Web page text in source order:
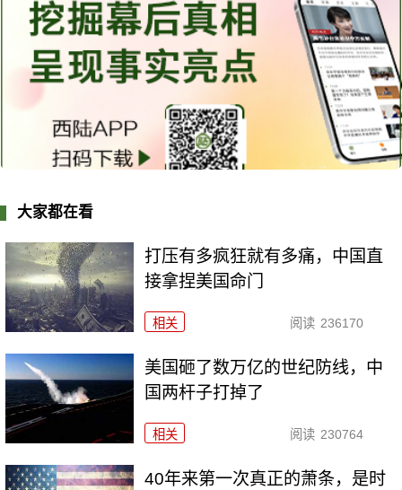
大家都在看
打压有多疯狂就有多痛，中国直
接拿捏美国命门
相关 阅读 236170
美国砸了数万亿的世纪防线，中
国两杆子打掉了
相关 阅读 230764
40年来第一次真正的萧条，是时